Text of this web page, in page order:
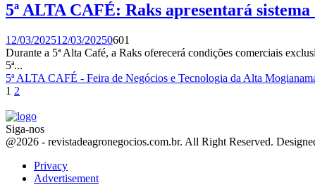
5ª ALTA CAFÉ: Raks apresentará
12/03/202512/03/20250601
Durante a 5ª Alta Café, a Raks oferecerá condições comerciais
5ª...
5ª ALTA CAFÉ - Feira de Negócios e Tecnologia da Alta Mogiana
Paginação
de
posts
1 2
Siga-nos
Facebook
Twitter
Instagram
Linkedin
Youtube
Email
@2026 - revistadeagronegocios.com.br. All Right Reserved.
Privacy
Advertisement